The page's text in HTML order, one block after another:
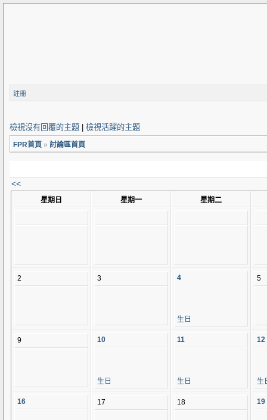
註冊
檢視沒有回覆的主題 檢視活躍的主題
FPR首頁 » 討論區首頁
<<
星期日 星期一 星期二
2 3 4
生日
5
9 10
生日
11
生日
12
生
16 17 18 19